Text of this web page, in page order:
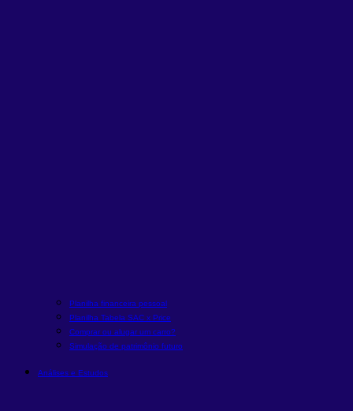
Planilha financeira pessoal
Planilha Tabela SAC x Price
Comprar ou alugar um carro?
Simulação de patrimônio futuro
Análises e Estudos